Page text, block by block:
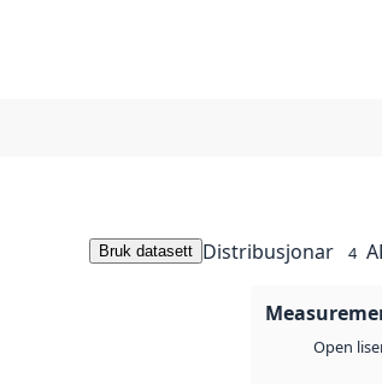
Bruk datasett Distribusjonar 4
Open